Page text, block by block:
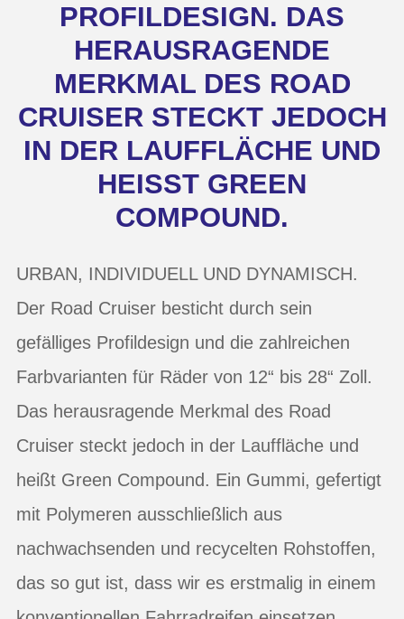
PROFILDESIGN. DAS
HERAUSRAGENDE
MERKMAL DES ROAD
CRUISER STECKT JEDOCH
IN DER LAUFFLÄCHE UND
HEISST GREEN C
OMPOUND.
URBAN, INDIVIDUELL UND DYNAMISCH.
Der Road Cruiser besticht durch sein
gefälliges Profildesign und die zahlreichen
Farbvarianten für Räder von 12“ bis 28“ Zoll.
Das herausragende Merkmal des Road
Cruiser steckt jedoch in der Lauffläche und
heißt Green Compound. Ein Gummi, gefertigt
mit Polymeren ausschließlich aus
nachwachsenden und recycelten Rohstoffen,
das so gut ist, dass wir es erstmalig in einem